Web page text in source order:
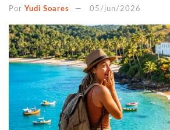
Por Yudi Soares 05/jun/2026